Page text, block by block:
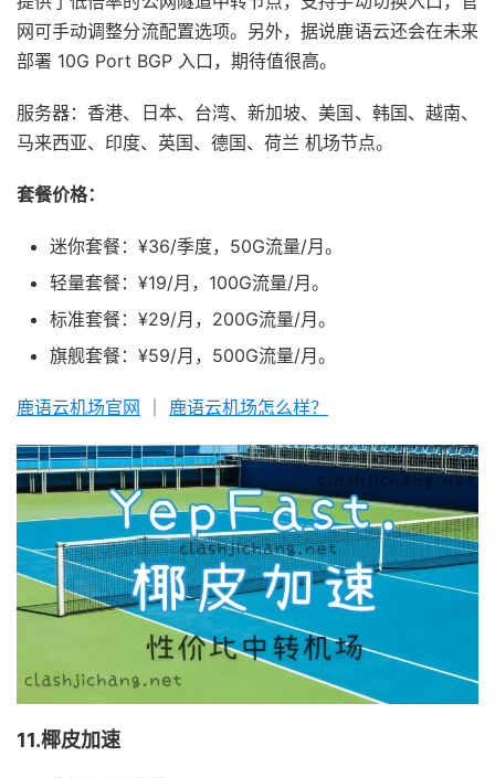
网可手动调整分流配置选项。另外，据说鹿语云还会在未来
部署 10G Port BGP 入口，期待值很高。
服务器：香港、日本、台湾、新加坡、美国、韩国、越南、
马来西亚、印度、英国、德国、荷兰 机场节点。
套餐价格：
迷你套餐：¥36/季度，50G流量/月。
轻量套餐：¥19/月，100G流量/月。
标准套餐：¥29/月，200G流量/月。
旗舰套餐：¥59/月，500G流量/月。
鹿语云机场官网 鹿语云机场怎么样？
11.椰皮加速